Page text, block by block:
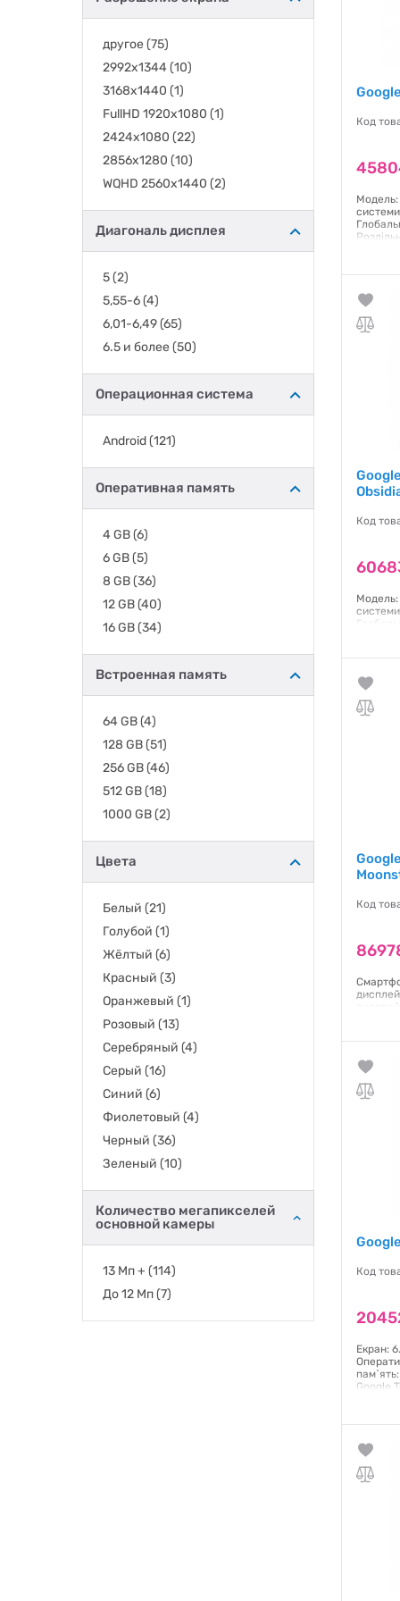
Samsung(+432)
Sharp(+2)
TECNO(+6)
Ulefone(+36)
UMIDIGI(+1)
Unihertz(+6)
Vivo (+13)
другое(75)
2992x1344 (10)
3168х1440 (1)
FullHD 1920x1080 (1)
2424x1080 (22)
2856x1280 (10)
WQHD 2560x1440 (2)
Диагональ дисплея
5(2)
5,55-6(4)
6,01-6,49(65)
6.5 и более(50)
Операционная система
Android(121)
Оперативная память
4 GB(6)
6 GB(5)
8 GB(36)
12 GB(40)
16 GB(34)
Встроенная память
64 GB(4)
128 GB(51)
256 GB(46)
512 GB(18)
1000 GB(2)
Цвета
Белый (21)
Голубой (1)
Жёлтый (6)
Красный (3)
Оранжевый (1)
Розовый (13)
Серебряный (4)
Серый (16)
Синий (6)
Фиолетовый (4)
Черный (36)
Зеленый (10)
Количество мегапикселей
основной камеры
13 Мп + (114)
До 12 Мп(7)
Код
Модель:
Код
Модель:
Так
Код
48 (f/
Код
Екран:
Google
73 x 9